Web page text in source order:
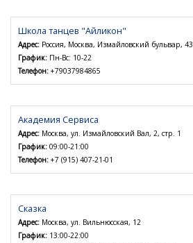
Школа танцев "Айликон"
Адрес: Россия, Москва, Измайловский бульвар, 43
График: Пн-Вс: 10-22
Телефон: +79037984865
Академия Сервиса
Адрес: Москва, ул. Измайловский Вал, 2, стр. 1
График: 09:00-21:00
Телефон: +7 (915) 407-21-01
Сказка
Адрес: Москва, ул. Вильнюсская, 12
График: 13:00-22:00